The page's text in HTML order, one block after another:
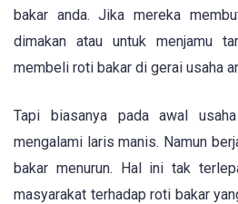
bakar anda. Jika mereka
dimakan atau untuk menjamu
membeli roti bakar di gerai usaha
Tapi biasanya pada awal
mengalami laris manis. Namun
bakar menurun. Hal ini tak
masyarakat terhadap roti bakar